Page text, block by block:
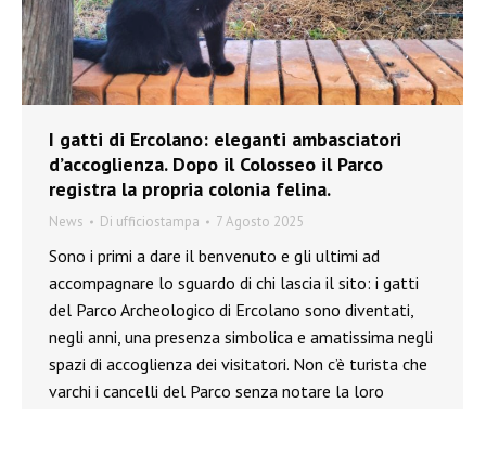
I gatti di Ercolano: eleganti ambasciatori
d’accoglienza. Dopo il Colosseo il Parco
registra la propria colonia felina.
News Di ufficiostampa 7 Agosto 2025
Sono i primi a dare il benvenuto e gli ultimi ad
accompagnare lo sguardo di chi lascia il sito: i gatti
del Parco Archeologico di Ercolano sono diventati,
negli anni, una presenza simbolica e amatissima negli
spazi di accoglienza dei visitatori. Non c’è turista che
varchi i cancelli del Parco senza notare la loro